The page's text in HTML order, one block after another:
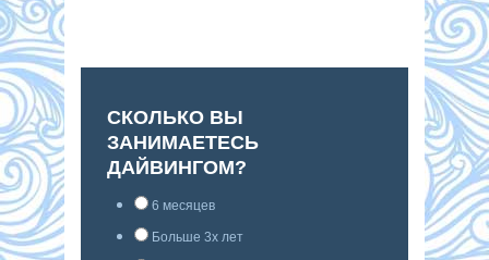
СКОЛЬКО ВЫ
ЗАНИМАЕТЕСЬ
ДАЙВИНГОМ?
6 месяцев
Больше 3х лет